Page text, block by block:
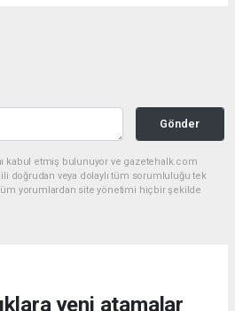
Gönder
kabul etmiş bulunuyor ve gazetehalk.com
doğrudan veya dolaylı tüm sorumluluğu tek
tüm yorumlardan site yönetimi hiçbir şekilde
yeni atamalar